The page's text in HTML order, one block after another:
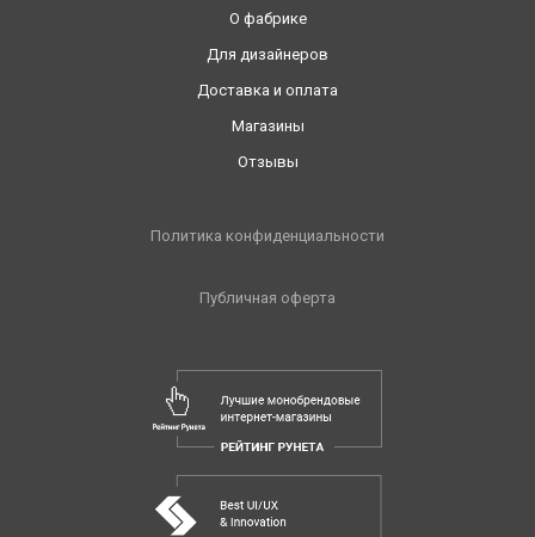
О фабрике
Для дизайнеров
Доставка и оплата
Магазины
Отзывы
Политика конфиденциальности
Публичная оферта